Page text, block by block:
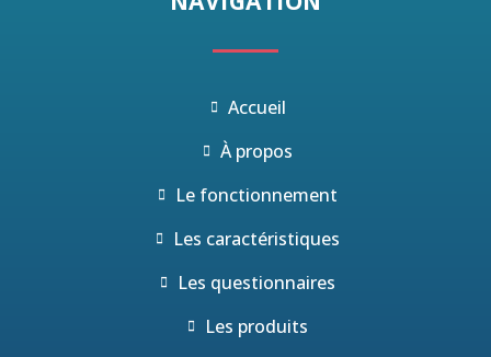
Accueil
À propos
Le fonctionnement
Les caractéristiques
Les questionnaires
Les produits